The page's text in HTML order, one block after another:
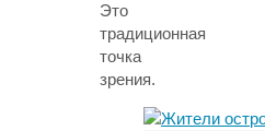
Это
традиционная
точка
зрения.